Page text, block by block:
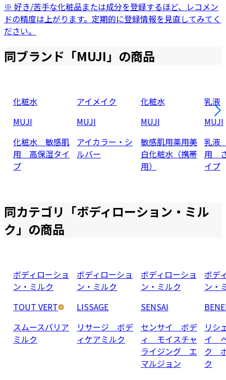
※ 好き/苦手な化粧品または成分を登録するほど、レコメン
ドの精度は上がります。定期的に登録情報を見直してみてく
ださい。
同ブランド「MUJI」の商品
化粧水
MUJI
化粧水 敏感肌
用 高保湿タイ
プ
アイメイク
MUJI
アイカラー・シ
ルバー
化粧水
MUJI
敏感肌用薬用美
白化粧水（携帯
用）
乳液
MUJI
乳液
用
イプ
同カテゴリ「ボディローション・ミル
ク」の商品
ボディローショ
ン・ミルク
TOUT VERT
スムースバリア
ミルク
ボディローショ
ン・ミルク
LISSAGE
リサージ ボデ
ィケアミルク
ボディローショ
ン・ミルク
SENSAI
センサイ ボデ
ィ モイスチャ
ライジング エ
マルジョン
ボデ
ン・
リシ
イ
ク
ク